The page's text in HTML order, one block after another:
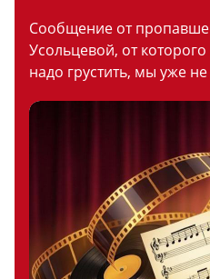
Сообщение от
Усольцевой, от
надо грустить, мы уже